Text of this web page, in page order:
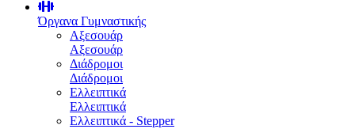
Όργανα Γυμναστικής
Αξεσουάρ
Αξεσουάρ
Διάδρομοι
Διάδρομοι
Ελλειπτικά
Ελλειπτικά
Ελλειπτικά - Stepper